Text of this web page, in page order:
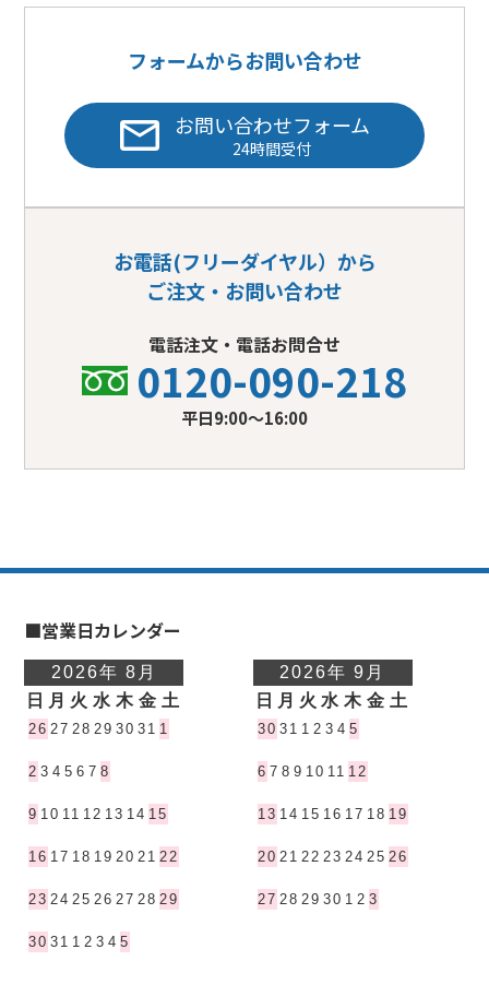
フォームからお問い合わせ
お問い合わせフォーム
24時間受付
お電話(フリーダイヤル）から
ご注文・お問い合わせ
電話注文・電話お問合せ
0120-090-218
平日9:00〜16:00
■営業日カレンダー